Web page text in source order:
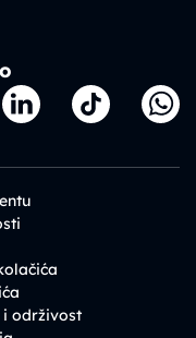
i održivost